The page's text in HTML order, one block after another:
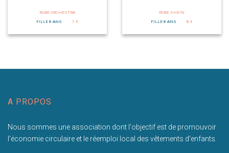
ROBE ORCHESTRA
FILLE 8 ANS
7 €
ROBE SHEIN
FILLE 8 ANS
8 €
A PROPOS
Nous sommes une association dont l'objectif est de promouvoir
l'économie circulaire et le réemploi local des vêtements d'enfants.